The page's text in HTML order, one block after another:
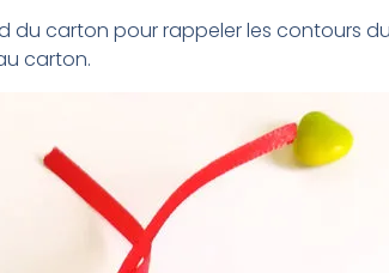
du carton pour rappeler les contours
carton.